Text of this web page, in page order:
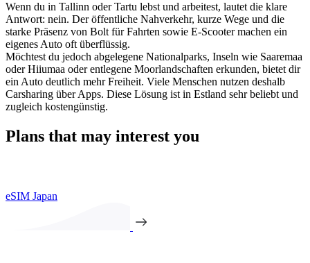
Wenn du in Tallinn oder Tartu lebst und arbeitest, lautet die klare
Antwort: nein. Der öffentliche Nahverkehr, kurze Wege und die
starke Präsenz von Bolt für Fahrten sowie E-Scooter machen ein
eigenes Auto oft überflüssig.
Möchtest du jedoch abgelegene Nationalparks, Inseln wie Saaremaa
oder Hiiumaa oder entlegene Moorlandschaften erkunden, bietet dir
ein Auto deutlich mehr Freiheit. Viele Menschen nutzen deshalb
Carsharing über Apps. Diese Lösung ist in Estland sehr beliebt und
zugleich kostengünstig.
Plans that may interest you
eSIM Japan